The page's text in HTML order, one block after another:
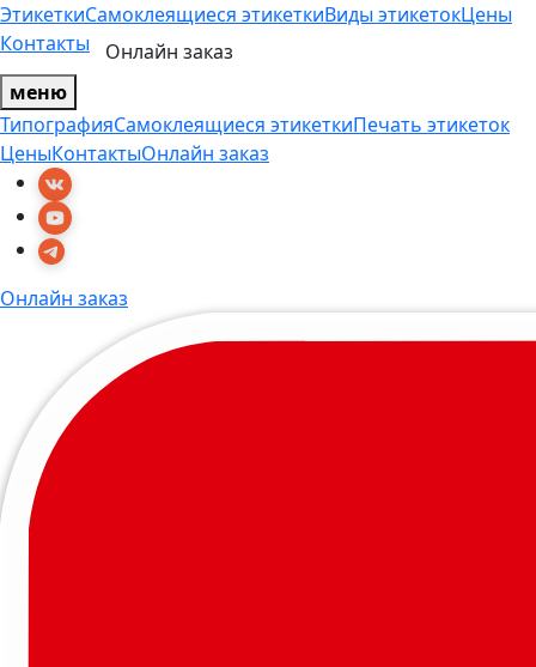
ЭтикеткиСамоклеящиеся этикеткиВиды этикетокЦены
Контакты
Онлайн заказ
меню
ТипографияСамоклеящиеся этикеткиПечать этикеток
ЦеныКонтактыОнлайн заказ
Онлайн заказ